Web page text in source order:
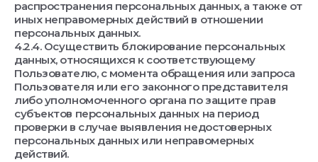
распространения персональных данных, а также от
иных неправомерных действий в отношении
персональных данных.
4.2.4. Осуществить блокирование персональных
данных, относящихся к соответствующему
Пользователю, с момента обращения или запроса
Пользователя или его законного представителя
либо уполномоченного органа по защите прав
субъектов персональных данных на период
проверки в случае выявления недостоверных
персональных данных или неправомерных
действий.